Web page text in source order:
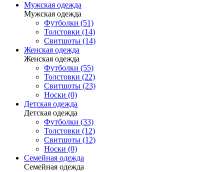
Мужская одежда
Мужская одежда
Футболки (51)
Толстовки (14)
Свитшоты (14)
Женская одежда
Женская одежда
Футболки (55)
Толстовки (22)
Свитшоты (23)
Носки (0)
Детская одежда
Детская одежда
Футболки (33)
Толстовки (12)
Свитшоты (12)
Носки (0)
Семейная одежда
Семейная одежда